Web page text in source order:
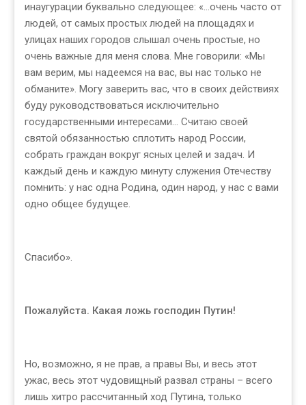
инаугурации буквально следующее: «…очень часто от
людей, от самых простых людей на площадях и
улицах наших городов слышал очень простые, но
очень важные для меня слова. Мне говорили: «Мы
вам верим, мы надеемся на вас, вы нас только не
обманите». Могу заверить вас, что в своих действиях
буду руководствоваться исключительно
государственными интересами… Считаю своей
святой обязанностью сплотить народ России,
собрать граждан вокруг ясных целей и задач. И
каждый день и каждую минуту служения Отечеству
помнить: у нас одна Родина, один народ, у нас с вами
одно общее будущее.
Спасибо».
Пожалуйста. Какая ложь господин Путин!
Но, возможно, я не прав, а правы Вы, и весь этот
ужас, весь этот чудовищный развал страны – всего
лишь хитро рассчитанный ход Путина, только